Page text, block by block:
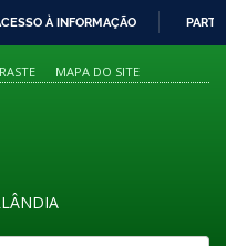
À INFORMAÇÃO
MAPA DO SITE